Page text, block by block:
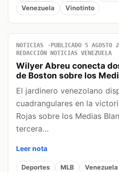
Venezuela Vinotinto
NOTICIAS PUBLICADO 5 AGOSTO
REDACCIÓN NOTICIAS VENEZUELA
Wilyer Abreu conecta
de Boston sobre los
El jardinero venezolano
cuadrangulares en la
Rojas sobre los Medias
tercera…
Leer nota
Deportes MLB Venezuela